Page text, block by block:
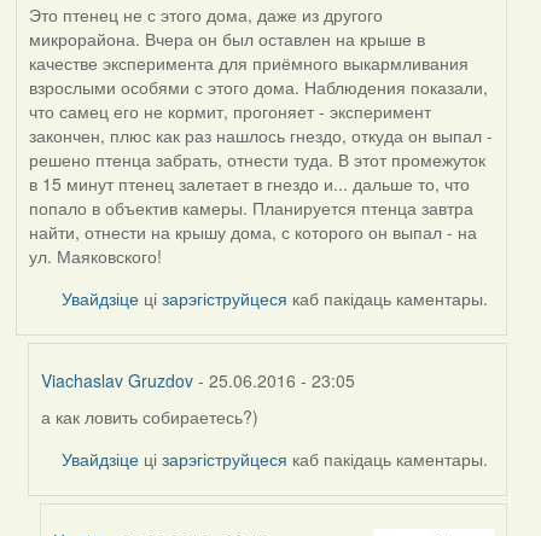
Это птенец не с этого дома, даже из другого
микрорайона. Вчера он был оставлен на крыше в
качестве эксперимента для приёмного выкармливания
взрослыми особями с этого дома. Наблюдения показали,
что самец его не кормит, прогоняет - эксперимент
закончен, плюс как раз нашлось гнездо, откуда он выпал -
решено птенца забрать, отнести туда. В этот промежуток
в 15 минут птенец залетает в гнездо и... дальше то, что
попало в объектив камеры. Планируется птенца завтра
найти, отнести на крышу дома, с которого он выпал - на
ул. Маяковского!
Увайдзіце цізарэгіструйцеся каб пакідаць каментары.
Viachaslav Gruzdov - 25.06.2016 - 23:05
In
reply
by
а как ловить собираетесь?)
Увайдзіце цізарэгіструйцеся каб пакідаць каментары.